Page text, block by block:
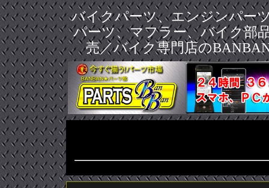
バイクパーツ、エンジンパー
パーツ、マフラー、バイク部
売／バイク専門店の